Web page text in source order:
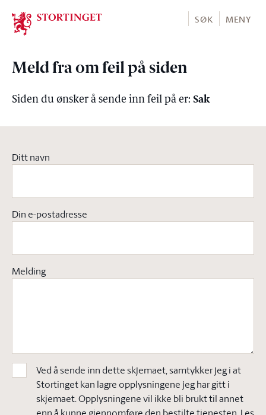
Stortinget.no
SØK MENY
Meld fra om feil på siden
Siden du ønsker å sende inn feil på er: Sak
Ditt navn
Din e-postadresse
Melding
Ved å sende inn dette skjemaet, samtykker jeg i at
Stortinget kan lagre opplysningene jeg har gitt i
skjemaet. Opplysningene vil ikke bli brukt til annet